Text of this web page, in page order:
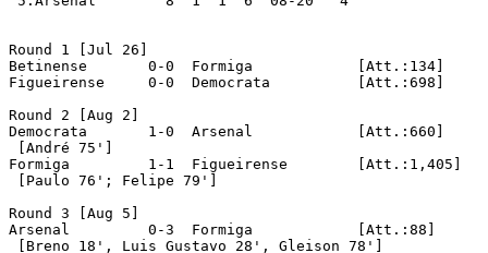
Round 1 [Jul 26]
Betinense	0-0  Formiga		[Att.:134]
Figueirense	0-0  Democrata		[Att.:698]
Round 2 [Aug 2]
Democrata	1-0  Arsenal		[Att.:660]
[André 75']
Formiga		1-1  Figueirense	[Att.:1,405]
[Paulo 76'; Felipe 79']
Round 3 [Aug 5]
Arsenal		0-3  Formiga		[Att.:88]
[Breno 18', Luis Gustavo 28', Gleison 78']